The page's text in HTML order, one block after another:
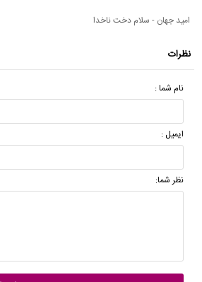
امید جهان - سلام دخت ناخدا
نظرات
نام شما :
ایمیل :
نظر شما: